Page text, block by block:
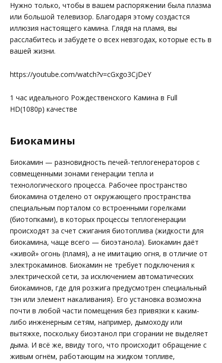
Нужно только, чтобы в вашем распоряжении была плазма
или большой телевизор. Благодаря этому создастся
иллюзия настоящего камина. Глядя на пламя, вы
расслабитесь и забудете о всех невзгодах, которые есть в
вашей жизни.
https://youtube.com/watch?v=cGxgo3CjDeY
1 час идеального Рождественского Камина в Full
HD(1080p) качестве
Биокамины
Биокамин — разновидность печей-теплогенераторов с
совмещенными зонами генерации тепла и
технологического процесса. Рабочее пространство
биокамина отделено от окружающего пространства
специальным порталом со встроенными горелками
(биотопками), в которых процессы теплогенерации
происходят за счет сжигания биотоплива (жидкости для
биокамина, чаще всего — биоэтанола). Биокамин даёт
«живой» огонь (пламя), а не имитацию огня, в отличие от
электрокаминов. Биокамин не требует подключения к
электрической сети, за исключением автоматических
биокаминов, где для розжига предусмотрен специальный
тэн или элемент накаливания). Его установка возможна
почти в любой части помещения без привязки к каким-
либо инженерным сетям, например, дымоходу или
вытяжке, поскольку биоэтанол при сгорании не выделяет
дыма. И всё же, ввиду того, что происходит обращение с
живым огнём, работающим на жидком топливе,